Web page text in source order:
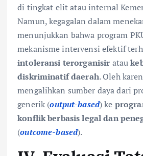
di tingkat elit atau internal
Namun, kegagalan dalam
menunjukkan bahwa program
mekanisme intervensi efektif
intoleransi terorganisir atau
diskriminatif daerah. Oleh
mengalihkan sumber daya dari
generik (output-based) ke
konflik berbasis legal dan
(outcome-based).